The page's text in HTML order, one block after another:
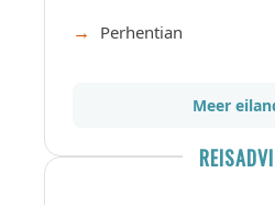
Perhentian
Meer